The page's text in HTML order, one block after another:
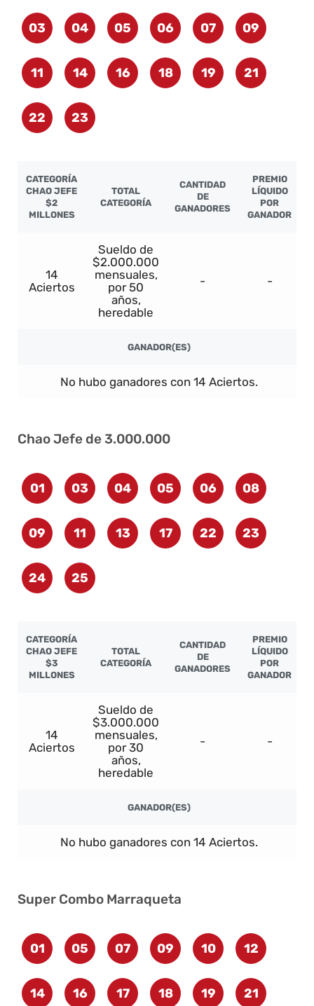
03 04 05 06 07 09
11 14 16 18 19 21
22 23
CATEGORÍA
CHAO JEFE
$2
MILLONES
TOTAL
CATEGORÍA
CANTIDAD
DE
GANADORES
PREMIO
LÍQUIDO
POR
GANADOR
14
Aciertos
Sueldo de
$2.000.000
mensuales,
por 50
años,
heredable
- -
GANADOR(ES)
No hubo ganadores con 14 Aciertos.
Chao Jefe de 3.000.000
01 03 04 05 06 08
09 11 13 17 22 23
24 25
CATEGORÍA
CHAO JEFE
$3
MILLONES
TOTAL
CATEGORÍA
CANTIDAD
DE
GANADORES
PREMIO
LÍQUIDO
POR
GANADOR
14
Aciertos
Sueldo de
$3.000.000
mensuales,
por 30
años,
heredable
- -
GANADOR(ES)
No hubo ganadores con 14 Aciertos.
Super Combo Marraqueta
01 05 07 09 10 12
14 16 17 18 19 21